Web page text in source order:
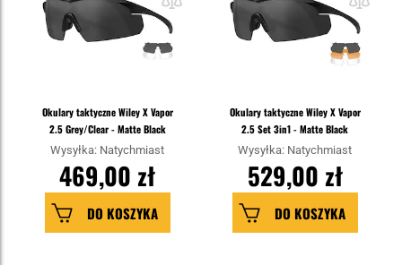
Okulary taktyczne Wiley X Vapor
2.5 Grey/Clear - Matte Black
Wysyłka: Natychmiast
469,00 zł
DO KOSZYKA
Okulary taktyczne Wiley X Vapor
2.5 Set 3in1 - Matte Black
Wysyłka: Natychmiast
529,00 zł
DO KOSZYKA